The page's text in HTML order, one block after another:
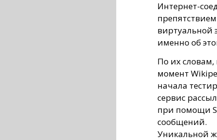
Интернет-
виртуальной
именно об
По их
момент
начала
сервис
при помощи
сообщений.
Уникальной